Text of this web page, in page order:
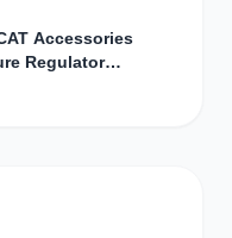
Accessories
Regulator